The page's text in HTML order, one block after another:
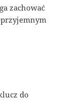
zachować
do